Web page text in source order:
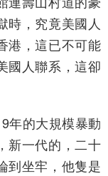
時，究竟美國人
港，這已不可能
國人聯系，這卻
年的大規模暴動
新一代的，二十
到坐牢，他隻是